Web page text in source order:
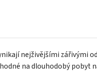
nejživějšími zářivými
na dlouhodobý pobyt